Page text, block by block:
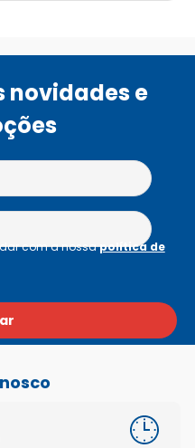
novidades e
com a nossapolítica de